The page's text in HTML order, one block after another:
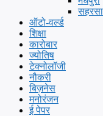
सहरसा
ऑटो-वर्ल्ड
शिक्षा
कारोबार
ज्योतिष
टेक्नोलॉजी
नौकरी
बिज़नेस
मनोरंजन
ई पेपर